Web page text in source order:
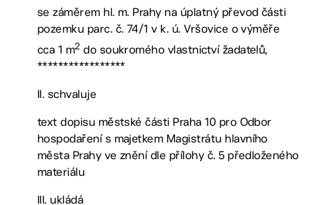
se záměrem hl. m. Prahy na úplatný převod části
pozemku parc. č. 74/1 v k. ú. Vršovice o výměře
cca 1 m2 do soukromého vlastnictví žadatelů,
*****************
II. schvaluje
text dopisu městské části Praha 10 pro Odbor
hospodaření s majetkem Magistrátu hlavního
města Prahy ve znění dle přílohy č. 5 předloženého
materiálu
III. ukládá